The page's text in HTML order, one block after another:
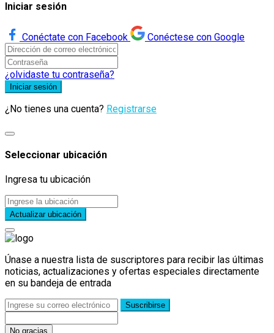
Iniciar sesión
Conéctate con Facebook Conéctese con Google
¿olvidaste tu contraseña?
Iniciar sesión
¿No tienes una cuenta? Registrarse
Seleccionar ubicación
Ingresa tu ubicación
Actualizar ubicación
Únase a nuestra lista de suscriptores para recibir las últimas
noticias, actualizaciones y ofertas especiales directamente
en su bandeja de entrada
Suscribirse
No gracias